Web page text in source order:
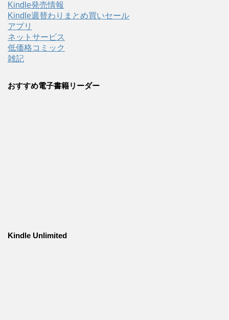
Kindle発売情報
Kindle週替わりまとめ買いセール
アプリ
ネットサービス
低価格コミック
雑記
おすすめ電子書籍リーダー
Kindle Unlimited